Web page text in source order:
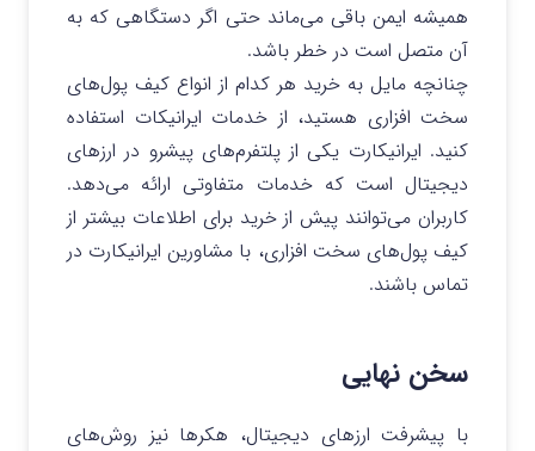
همیشه ایمن باقی می‌ماند حتی اگر دستگاهی که به
آن متصل است در خطر باشد.
چنانچه مایل به خرید هر کدام از انواع کیف پول‌های
سخت افزاری هستید، از خدمات ایرانیکات استفاده
کنید. ایرانیکارت یکی از پلتفرم‌های پیشرو در ارزهای
دیجیتال است که خدمات متفاوتی ارائه می‌دهد.
کاربران می‌توانند پیش از خرید برای اطلاعات بیشتر از
کیف پول‌های سخت افزاری، با مشاورین ایرانیکارت در
تماس باشند.
سخن نهایی
با پیشرفت ارزهای دیجیتال، هکرها نیز روش‌های